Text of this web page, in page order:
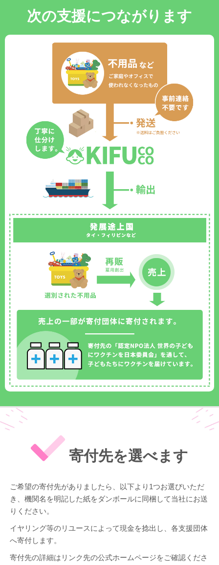
次の支援につながります
寄付先を選べます
ご希望の寄付先がありましたら、以下より1つお選びいただ
き、機関名を明記した紙をダンボールに同梱して当社にお送
りください。
イヤリング等のリユースによって現金を捻出し、各支援団体
へ寄付します。
寄付先の詳細はリンク先の公式ホームページをご確認くださ